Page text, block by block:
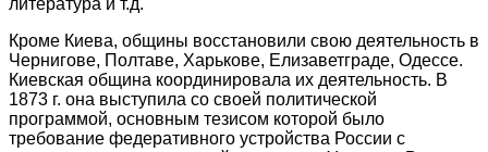
литература и т.д.
Кроме Киева, общины восстановили свою деятельность в
Чернигове, Полтаве, Харькове, Елизаветграде, Одессе.
Киевская община координировала их деятельность. В
1873 г. она выступила со своей политической
программой, основным тезисом которой было
требование федеративного устройства России с